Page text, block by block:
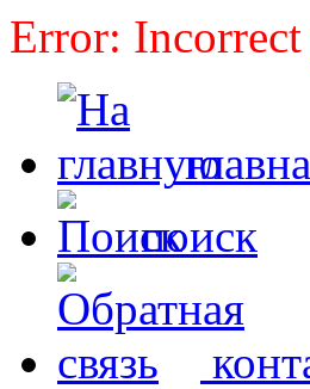
Error: Incorrect
поиск